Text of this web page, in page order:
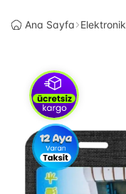
Ana Sayfa Elektronik